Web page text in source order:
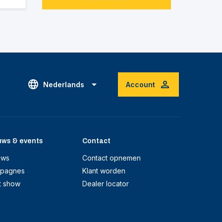
Nederlands Account
& events
show
Contact
Contact opnemen
Klant worden
Dealer locator